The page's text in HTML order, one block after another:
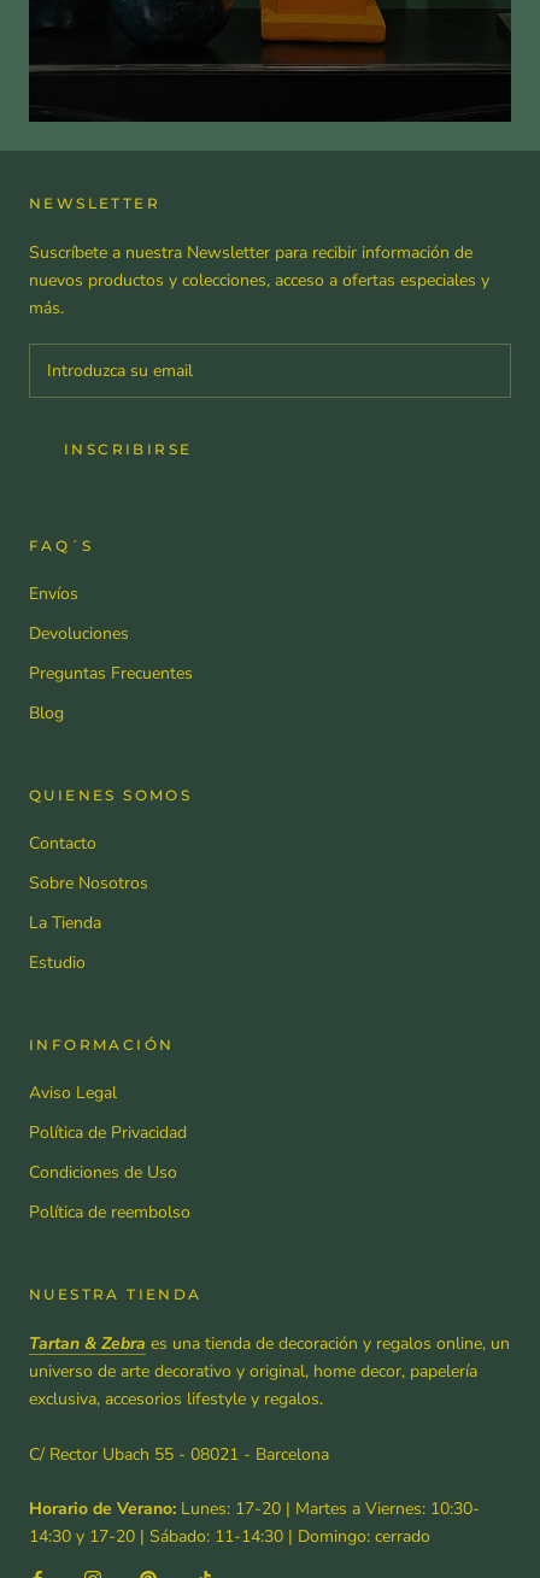
NEWSLETTER
Suscríbete a nuestra Newsletter para recibir información de
nuevos productos y colecciones, acceso a ofertas especiales y
más.
INSCRIBIRSE
FAQ´S
Envíos
Devoluciones
Preguntas Frecuentes
Blog
QUIENES SOMOS
Contacto
Sobre Nosotros
La Tienda
Estudio
INFORMACIÓN
Aviso Legal
Política de Privacidad
Condiciones de Uso
Política de reembolso
NUESTRA TIENDA
Tartan & Zebra es una tienda de decoración y regalos online, un
universo de arte decorativo y original, home decor, papelería
exclusiva, accesorios lifestyle y regalos.
C/ Rector Ubach 55 - 08021 - Barcelona
Horario de Verano: Lunes: 17-20 | Martes a Viernes: 10:30-
14:30 y 17-20 | Sábado: 11-14:30 | Domingo: cerrado